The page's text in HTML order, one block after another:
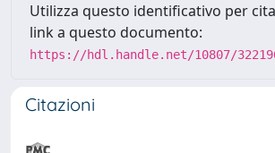
Utilizza questo identificativo per
link a questo documento:
https://hdl.handle.net/10807/
Citazioni